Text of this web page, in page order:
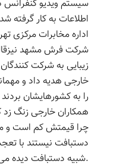
سیستم ویدیو کنفرانس
اطلاعات به کار
اداره مخابرات مرکزی
شرکت فرش مشهد
زیبایی به شرکت
خارجی هدیه داد و
را به کشورهایشان
همکاران خارجی زنگ
چرا قیمتش کم است و
دستبافت نیستند با
شبیه دستبافت دیده می‌شود.